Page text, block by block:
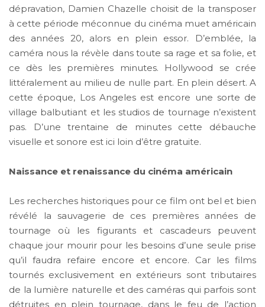
dépravation, Damien Chazelle choisit de la transposer
à cette période méconnue du cinéma muet américain
des années 20, alors en plein essor. D’emblée, la
caméra nous la révèle dans toute sa rage et sa folie, et
ce dès les premières minutes. Hollywood se crée
littéralement au milieu de nulle part. En plein désert. A
cette époque, Los Angeles est encore une sorte de
village balbutiant et les studios de tournage n’existent
pas. D’une trentaine de minutes cette débauche
visuelle et sonore est ici loin d’être gratuite.
Naissance et renaissance du cinéma américain
Les recherches historiques pour ce film ont bel et bien
révélé la sauvagerie de ces premières années de
tournage où les figurants et cascadeurs peuvent
chaque jour mourir pour les besoins d’une seule prise
qu’il faudra refaire encore et encore. Car les films
tournés exclusivement en extérieurs sont tributaires
de la lumière naturelle et des caméras qui parfois sont
détruites en plein tournage, dans le feu de l’action